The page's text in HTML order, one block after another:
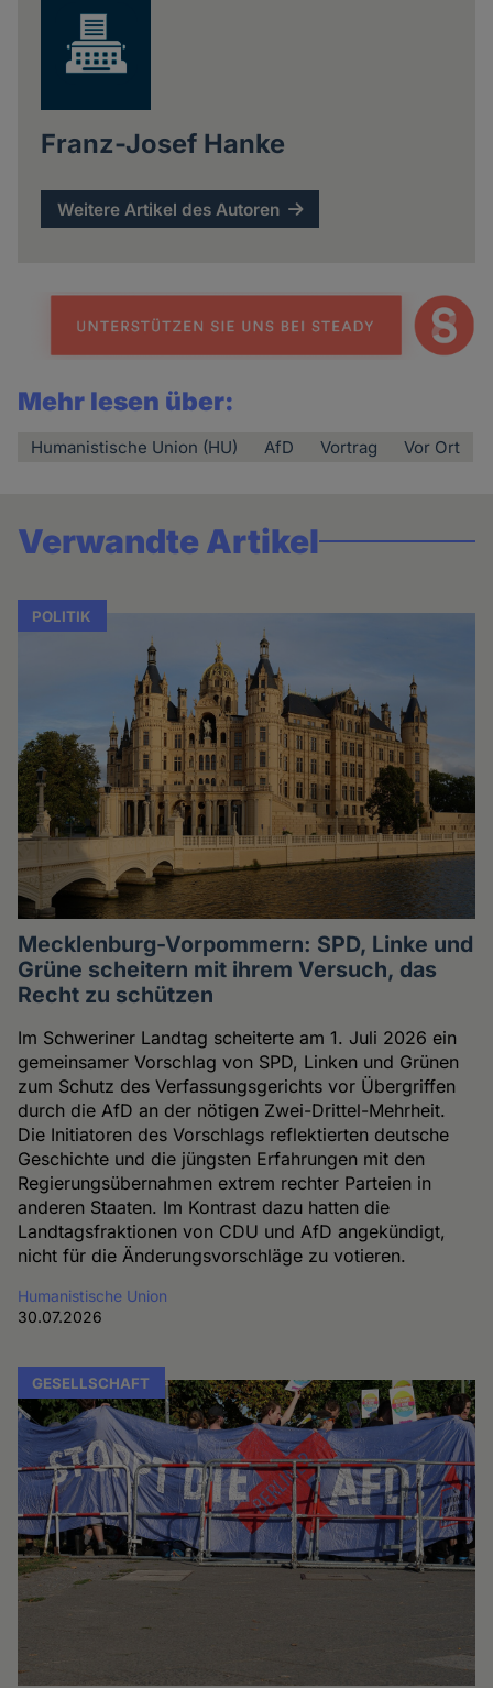
Franz-Josef Hanke
Weitere Artikel des Autoren
Mehr lesen über:
Humanistische Union (HU) AfD Vortrag Vor Ort
Verwandte Artikel
POLITIK
Mecklenburg-Vorpommern: SPD, Linke und
Grüne scheitern mit ihrem Versuch, das
Recht zu schützen
Im Schweriner Landtag scheiterte am 1. Juli 2026 ein
gemeinsamer Vorschlag von SPD, Linken und Grünen
zum Schutz des Verfassungsgerichts vor Übergriffen
durch die AfD an der nötigen Zwei-Drittel-Mehrheit.
Die Initiatoren des Vorschlags reflektierten deutsche
Geschichte und die jüngsten Erfahrungen mit den
Regierungsübernahmen extrem rechter Parteien in
anderen Staaten. Im Kontrast dazu hatten die
Landtagsfraktionen von CDU und AfD angekündigt,
nicht für die Änderungsvorschläge zu votieren.
Humanistische Union
30.07.2026
GESELLSCHAFT